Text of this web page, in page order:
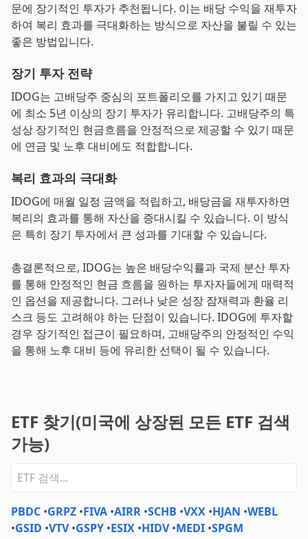
문에 장기적인 투자가 추천됩니다. 이는 배당 수익을 재투자
하여 복리 효과를 극대화하는 방식으로 자산을 불릴 수 있는
좋은 방법입니다.
장기 투자 전략
IDOG는 고배당주 중심의 포트폴리오를 가지고 있기 때문
에 최소 5년 이상의 장기 투자가 유리합니다. 고배당주의 특
성상 장기적인 현금흐름을 안정적으로 제공할 수 있기 때문
에 연금 및 노후 대비에도 적합합니다.
복리 효과의 극대화
IDOG에 매월 일정 금액을 적립하고, 배당금을 재투자하면
복리의 효과를 통해 자산을 증대시킬 수 있습니다. 이 방식
은 특히 장기 투자에서 큰 성과를 기대할 수 있습니다.
총결론적으로, IDOG는 높은 배당수익률과 국제 분산 투자
를 통해 안정적인 현금 흐름을 원하는 투자자들에게 매력적
인 옵션을 제공합니다. 그러나 낮은 성장 잠재력과 환율 리
스크 등도 고려해야 하는 단점이 있습니다. IDOG에 투자할
경우 장기적인 접근이 필요하며, 고배당주의 안정적인 수익
을 통해 노후 대비 등에 유리한 선택이 될 수 있습니다.
ETF 찾기(미국에 상장된 모든 ETF 검색
가능)
PBDC •GRPZ •FIVA •AIRR •SCHB •VXX •HJAN •WEBL
•GSID •VTV •GSPY •ESIX •HIDV •MEDI •SPGM